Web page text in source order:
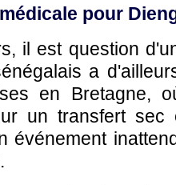
pour
il est question
a
en Bretagne,
un transfert
événement